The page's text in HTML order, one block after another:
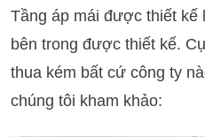
Tầng áp mái được thiết kế
bên trong được thiết kế.
thua kém bất cứ công ty
chúng tôi kham khảo: